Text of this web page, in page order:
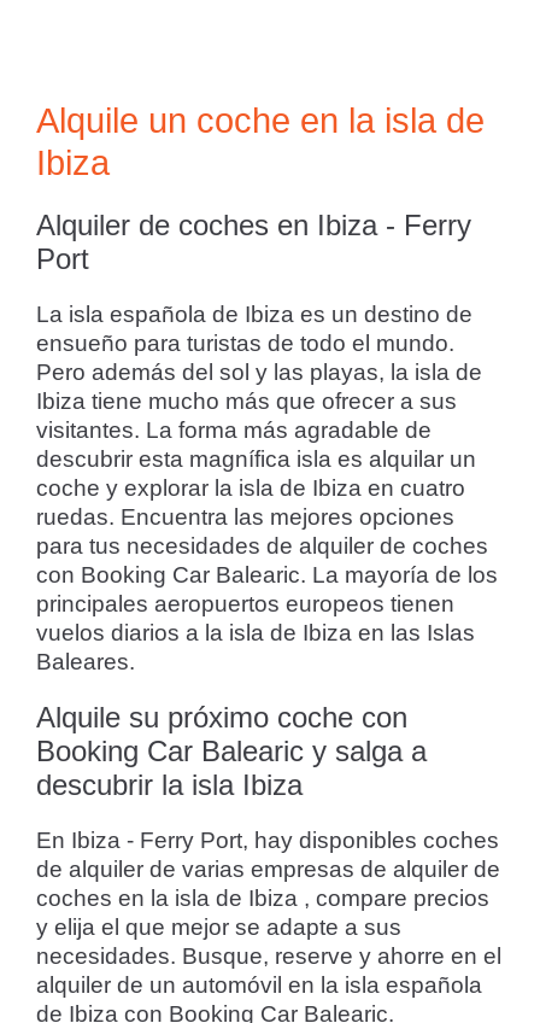
Alquile un coche en la isla de
Ibiza
Alquiler de coches en Ibiza - Ferry
Port
La isla española de Ibiza es un destino de
ensueño para turistas de todo el mundo.
Pero además del sol y las playas, la isla de
Ibiza tiene mucho más que ofrecer a sus
visitantes. La forma más agradable de
descubrir esta magnífica isla es alquilar un
coche y explorar la isla de Ibiza en cuatro
ruedas. Encuentra las mejores opciones
para tus necesidades de alquiler de coches
con Booking Car Balearic. La mayoría de los
principales aeropuertos europeos tienen
vuelos diarios a la isla de Ibiza en las Islas
Baleares.
Alquile su próximo coche con
Booking Car Balearic y salga a
descubrir la isla Ibiza
En Ibiza - Ferry Port, hay disponibles coches
de alquiler de varias empresas de alquiler de
coches en la isla de Ibiza , compare precios
y elija el que mejor se adapte a sus
necesidades. Busque, reserve y ahorre en el
alquiler de un automóvil en la isla española
de Ibiza con Booking Car Balearic.